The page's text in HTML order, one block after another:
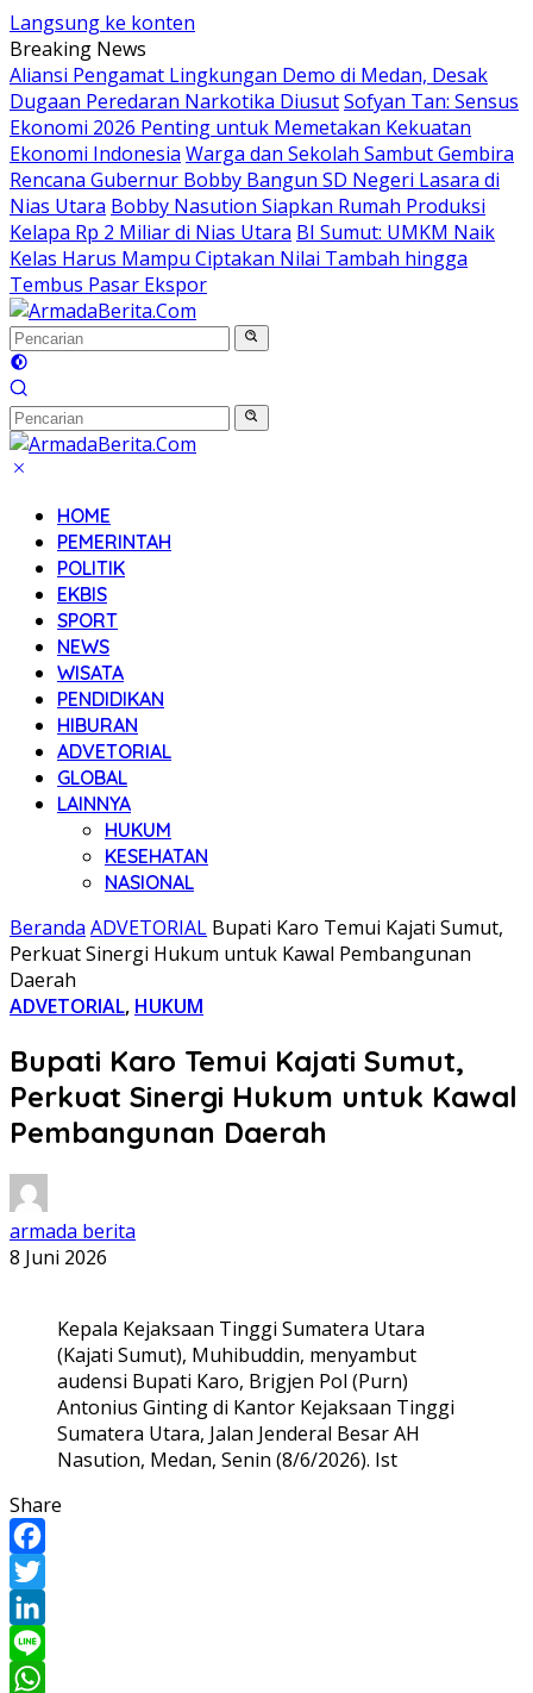
Langsung ke konten
Breaking News
Aliansi Pengamat Lingkungan Demo di Medan, Desak
Dugaan Peredaran Narkotika DiusutSofyan Tan: Sensus
Ekonomi 2026 Penting untuk Memetakan Kekuatan
Ekonomi Indonesia Warga dan Sekolah Sambut Gembira
Rencana Gubernur Bobby Bangun SD Negeri Lasara di
Nias Utara Bobby Nasution Siapkan Rumah Produksi
Kelapa Rp 2 Miliar di Nias Utara BI Sumut: UMKM Naik
Kelas Harus Mampu Ciptakan Nilai Tambah hingga
Tembus Pasar Ekspor
HOME
PEMERINTAH
POLITIK
EKBIS
SPORT
NEWS
WISATA
PENDIDIKAN
HIBURAN
ADVETORIAL
GLOBAL
LAINNYA
HUKUM
KESEHATAN
NASIONAL
Beranda ADVETORIAL Bupati Karo Temui Kajati Sumut,
Perkuat Sinergi Hukum untuk Kawal Pembangunan
Daerah
ADVETORIAL, HUKUM
Bupati Karo Temui Kajati Sumut,
Perkuat Sinergi Hukum untuk Kawal
Pembangunan Daerah
armada berita
8 Juni 2026
Kepala Kejaksaan Tinggi Sumatera Utara
(Kajati Sumut), Muhibuddin, menyambut
audensi Bupati Karo, Brigjen Pol (Purn)
Antonius Ginting di Kantor Kejaksaan Tinggi
Sumatera Utara, Jalan Jenderal Besar AH
Nasution, Medan, Senin (8/6/2026). Ist
Share
Facebook
Twitter
LinkedIn
Line